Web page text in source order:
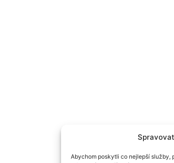
Abychom poskytli co nejlepší služby,